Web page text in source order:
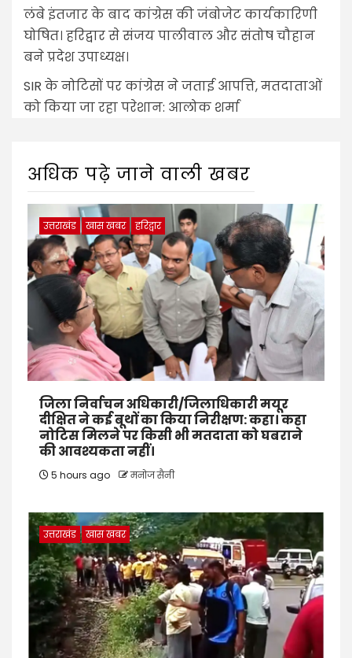
लंबे इंतजार के बाद कांग्रेस की जंबोजेट कार्यकारिणी
घोषित। हरिद्वार से संजय पालीवाल और संतोष चौहान
बने प्रदेश उपाध्यक्ष।
SIR के नोटिसों पर कांग्रेस ने जताई आपत्ति, मतदाताओं
को किया जा रहा परेशान: आलोक शर्मा
अधिक पढ़े जाने वाली खबर
उत्तराखंड खास खबर हरिद्वार
जिला निर्वाचन अधिकारी/जिलाधिकारी मयूर
दीक्षित ने कई बूथों का किया निरीक्षण: कहा। कहा
नोटिस मिलने पर किसी भी मतदाता को घबराने
की आवश्यकता नहीं।
5 hours ago मनोज सैनी
उत्तराखंड खास खबर